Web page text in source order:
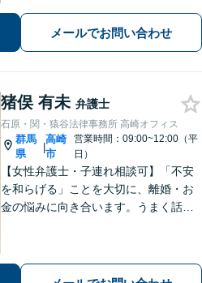
法務など】ご相談者さまに寄り添い、
きめ細やかな対応で、スピーディーに
最良の解決を目指します【土日・夜間
相談可能】。
メールでお問い合わせ
猪俣 有未 弁護士
石原・関・猿谷法律事務所 高崎オフィス
群馬
県
|
高崎
市
営業時間：09:00~12:00（平
日）
【女性弁護士・子連れ相談可】「不安
を和らげる」ことを大切に、離婚・お
金の悩みに向き合います。うまく話せ